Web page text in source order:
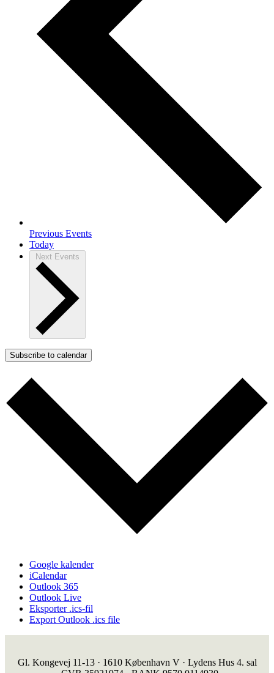
Previous Events
Today
Next Events
Subscribe to calendar
Google kalender
iCalendar
Outlook 365
Outlook Live
Eksporter .ics-fil
Export Outlook .ics file
Gl. Kongevej 11-13 · 1610 København V · Lydens Hus 4. sal